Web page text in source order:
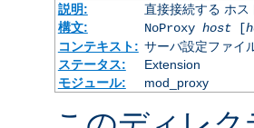
説明:
直接接続する ホス
構文:
NoProxy host[
コンテキスト: サーバ設定ファイ
ステータス:
Extension
モジュール:
mod_proxy